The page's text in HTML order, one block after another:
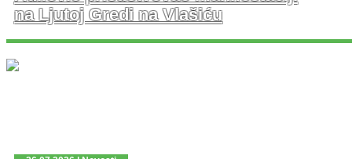
na Ljutoj Gredi na Vlašiću
U nedjelju, 02. 08. 2026. god. na platou Ljute Grede i
spomen obilježja Zlatni Ljiljan – general Mehmed Alagić
održana je manifestacija Dani pobjede – Dani ponosa,